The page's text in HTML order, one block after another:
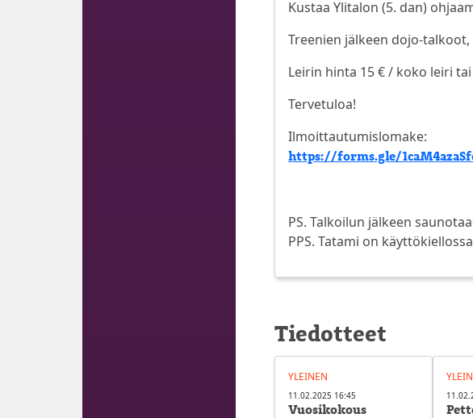
Kustaa Ylitalon (5. dan)
Treenien jälkeen dojo-
Leirin hinta 15 € / koko leiri
Tervetuloa!
Ilmoittautumislomake:
https://forms.gle/
PS. Talkoilun jälkeen
PPS. Tatami on
Tiedotteet
YLEINEN
11.02.2025 16:45
Vuosikokous